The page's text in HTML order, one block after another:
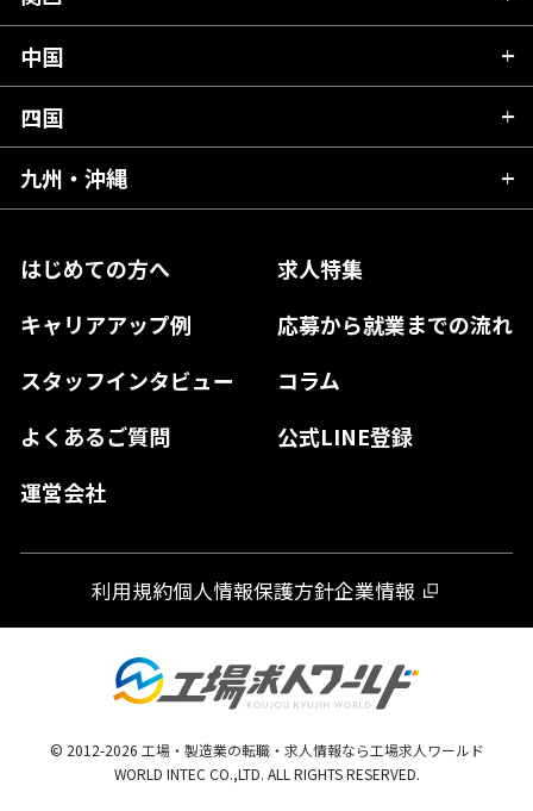
はじめての方へ
求人特集
キャリアアップ例
応募から就業までの流れ
スタッフインタビュー
コラム
よくあるご質問
公式LINE登録
運営会社
岩手県
宮城県
福島県
千葉県
東京都
神奈川県
石川県
山梨県
長野県
静岡県
愛知県
滋賀県
京都府
大阪府
奈良県
和歌山県
中国
広島県
岡山県
島根県
山口県
四国
愛媛県
高知県
徳島県
九州・沖縄
熊本県
宮崎県
鹿児島県
利用規約個人情報保護方針企業情報
© 2012-2026 工場・製造業の転職・求人情報なら工場求人ワールド
WORLD INTEC CO.,LTD. ALL RIGHTS RESERVED.